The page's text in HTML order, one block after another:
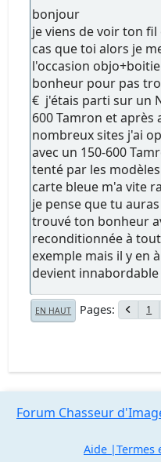
bonjour
je viens de voir ton
cas que toi alors je
l'occasion
bonheur pour pas
€ j'étais parti sur un
600 Tamron et
nombreux sites j'ai
avec un 150-600
tenté par les
carte bleue m'a vite
je pense que tu
trouvé ton bonheur
reconditionnée à
exemple mais il y en
devient innabordable
EN HAUT Pages 1
Forum Chasseur
Aide Termes